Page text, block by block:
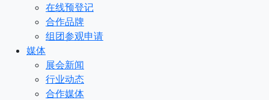
在线预登记
合作品牌
组团参观申请
媒体
展会新闻
行业动态
合作媒体